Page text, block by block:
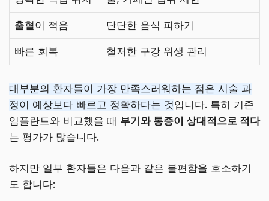
출혈이 적음 단단한 음식 피하기
빠른 회복 철저한 구강 위생 관리
대부분의 환자들이 가장 만족스러워하는 점은 시술 과
정이 예상보다 빠르고 정확하다는 것입니다. 특히 기존
임플란트와 비교했을 때 부기와 통증이 상대적으로 적다
는 평가가 많습니다.
하지만 일부 환자들은 다음과 같은 불편함을 호소하기
도 합니다: